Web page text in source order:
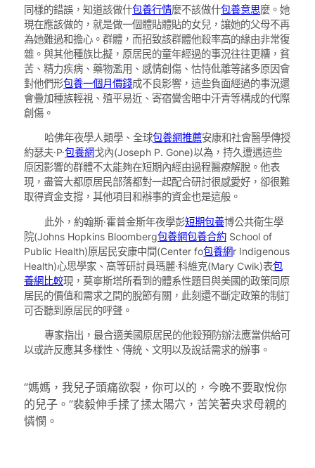
同樣的錯誤，知道該做什包養行情麼不該做什包養意思麼。她
現在應該做的，就是做一個體貼體貼的女兒，讓她的父母不再
為她難過和擔心。群體，而招致該群體他殺率高的緣由非常復
雜。與其他種族比擬，原居民的童年經過的事況往往更糟，貧
苦、精力疾病、藥物濫用、感情創傷、怙恃仳離等諸多原因會
對他們形包養一個月價錢成不良影響，這些負面經過的事況還
會疊加種族輕視、殖平易近、寄宿黌舍暗中汗青等構成的代際
創傷。
哈佛年夜學人類學、全球包養網推薦安康和社會醫學傳授
約瑟夫·P·包養網戈內(Joseph P. Gone)以為，持久遭遇這些
原因影響的群體不太能夠在短期內經由過程醫療解脫。他表
現，盡管大都原居民部落都對一起配合研討很感愛好，卻很難
取得資金支撐，其他項目和辦事的資金也是這般。
此外，約翰斯·霍普金斯年夜學彭短期包養博公共衛生學
院(Johns Hopkins Bloomberg包養網包養合約 School of
Public Health)原居民安康中間(Center fo包養網r Indigenous
Health)心思學家、高等研討員瑪麗·科維克(Mary Cwik)表包
養網比較現，莫寧斯塔所看到的體系性題目與美國的政策同原
居民的價值和需求之間的脫節有關，此刻還不斷定政策的制訂
可否聽到原居民的呼聲。
專家指出，最合適美國原居民的他殺預防辦法應當供給可
以或許反應其多樣性、傳統、文明以及說話需求的辦事。
“媽媽，我兒子頭痛欲裂，你可以的，今晚不要取悅你
的兒子。”裴毅伸手揉了揉太陽穴，苦笑著央求母親的
憐憫。